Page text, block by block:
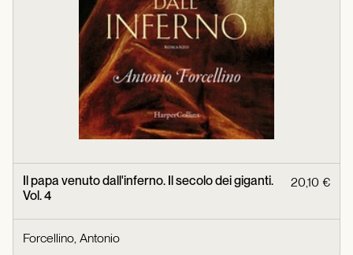
Il papa venuto dall'inferno. Il secolo dei giganti.
Vol. 4
20,10 €
Forcellino, Antonio